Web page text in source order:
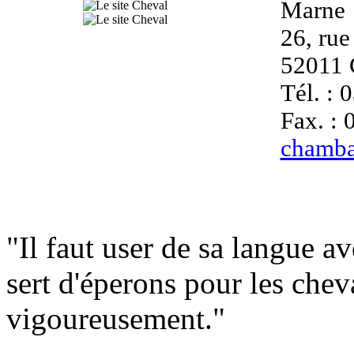
Marne
26,
52011
Tél. :
Fax. :
"Il faut user de sa langue
sert d'éperons pour les
vigoureusement."